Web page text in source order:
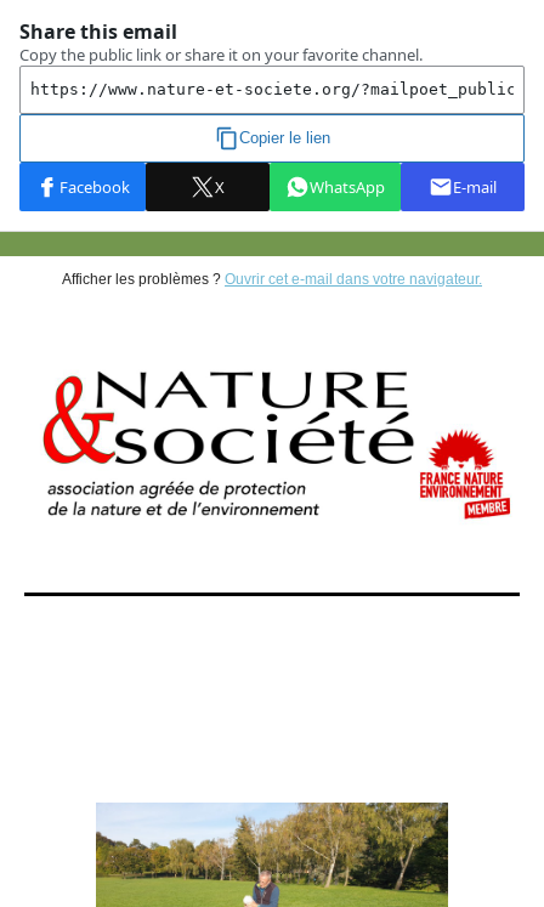
Afficher les problèmes ? Ouvrir cet e-mail dans votre navigateur.